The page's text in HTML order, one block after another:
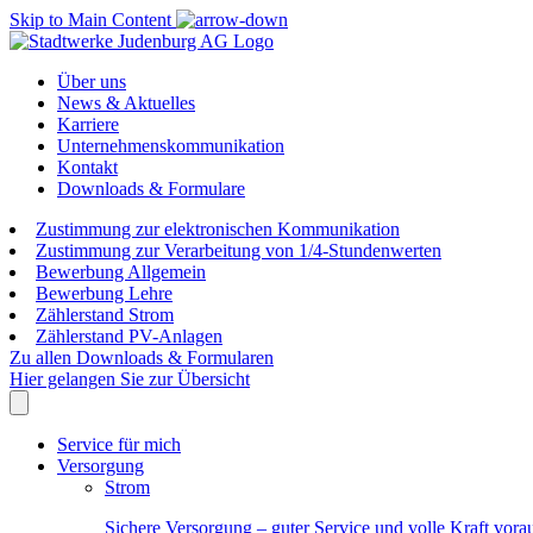
Skip to Main Content
Über uns
News & Aktuelles
Karriere
Unternehmenskommunikation
Kontakt
Downloads & Formulare
Zustimmung zur elektronischen Kommunikation
Zustimmung zur Verarbeitung von 1/4-Stundenwerten
Bewerbung Allgemein
Bewerbung Lehre
Zählerstand Strom
Zählerstand PV-Anlagen
Zu allen Downloads & Formularen
Hier gelangen Sie zur Übersicht
Service für mich
Versorgung
Strom
Sichere Versorgung – guter Service und volle Kraft